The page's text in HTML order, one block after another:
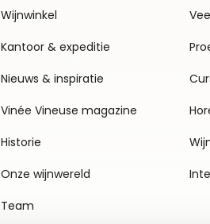
Wijnwinkel
Kantoor & expeditie
Nieuws & inspiratie
Vinée Vineuse magazine
Historie
Onze wijnwereld
Team